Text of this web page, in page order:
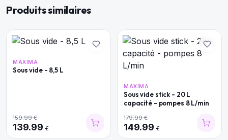
Produits similaires
MAXIMA
Sous vide - 8,5 L
159.99€
139.99 €
MAXIMA
Sous vide stick - 20 L
capacité - pompes 8 L/min
179.99€
149.99 €